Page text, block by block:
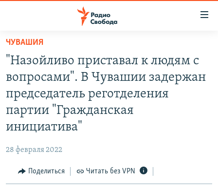
упрощенного
доступа
основному
содержанию
Вернутся
главной
навигации
Вернутся
ПРОГРАММЫ
АВТОРСКИЕ ПРОЕКТЫ
ЦИТАТЫ СВОБОДЫ
МНЕНИЯ
IDEL.РЕАЛИИ
КАВКАЗ.РЕАЛИИ
ЧУВАШИЯ
"Назойливо приставал к людям с
вопросами". В Чувашии задержан
председатель реготделения
партии "Гражданская
инициатива"
28 февраля 2022
Поделиться Читать без VPN